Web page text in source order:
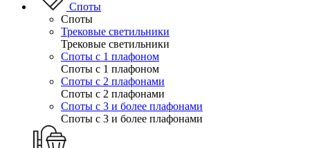
Споты
Споты
Трековые светильники
Трековые светильники
Споты с 1 плафоном
Споты с 1 плафоном
Споты с 2 плафонами
Споты с 2 плафонами
Споты с 3 и более плафонами
Споты с 3 и более плафонами